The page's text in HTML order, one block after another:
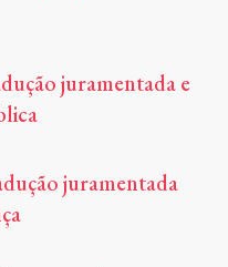
juramentada e
juramentada